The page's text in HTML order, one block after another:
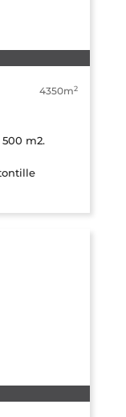
4350m2
m2.